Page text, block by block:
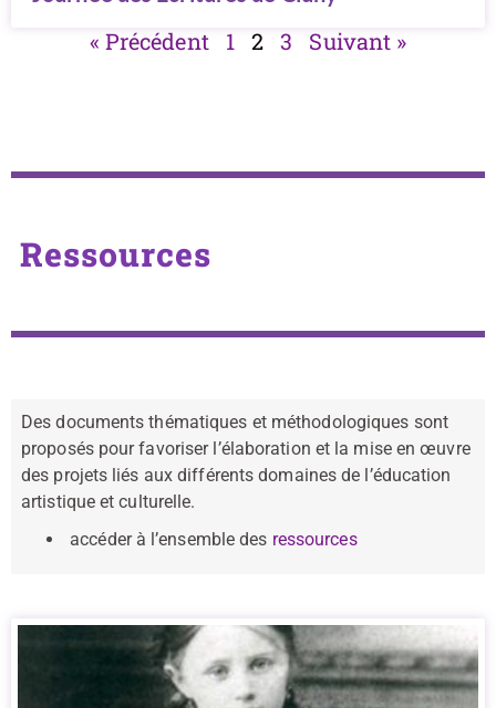
« Précédent 1 2 3 Suivant »
Ressources
Des documents thématiques et méthodologiques sont
proposés pour favoriser l’élaboration et la mise en œuvre
des projets liés aux différents domaines de l’éducation
artistique et culturelle.
accéder à l’ensemble des ressources